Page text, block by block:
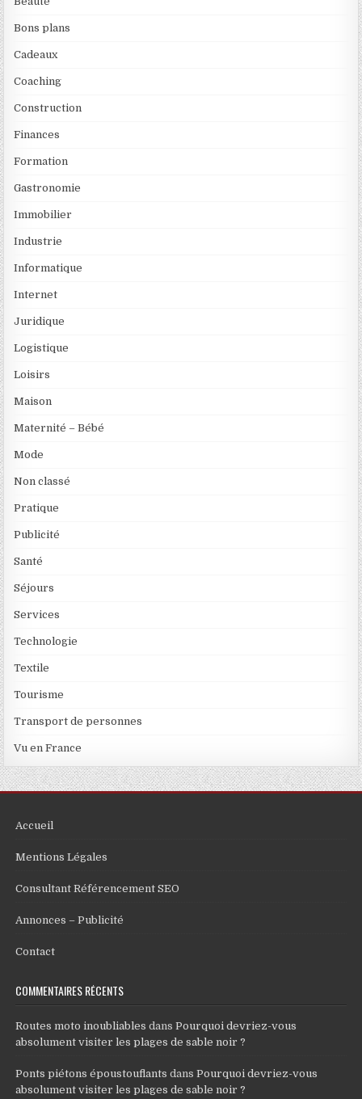
Bons plans
Cadeaux
Coaching
Construction
Finances
Formation
Gastronomie
Immobilier
Industrie
Informatique
Internet
Juridique
Logistique
Loisirs
Maison
Maternité – Bébé
Mode
Non classé
Pratique
Publicité
Santé
Séjours
Services
Technologie
Textile
Tourisme
Transport de personnes
Vu en France
Accueil
Mentions Légales
Consultant Référencement SEO
Annonces – Publicité
Contact
COMMENTAIRES RÉCENTS
Routes moto inoubliables dansPourquoi devriez-vous
absolument visiter les plages de sable noir ?
Ponts piétons époustouflants dansPourquoi devriez-vous
absolument visiter les plages de sable noir ?